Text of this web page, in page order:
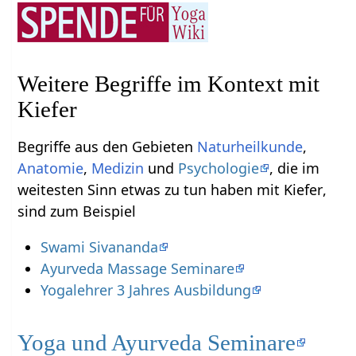
Weitere Begriffe im Kontext mit
Begriffe aus den Gebieten Naturheilkunde,
Anatomie, Medizin und Psychologie , die im
weitesten Sinn etwas zu tun haben mit Kiefer‏‎,
sind zum Beispiel
Swami Sivananda
Ayurveda Massage Seminare
Yogalehrer 3 Jahres Ausbildung
Yoga und Ayurveda Seminare